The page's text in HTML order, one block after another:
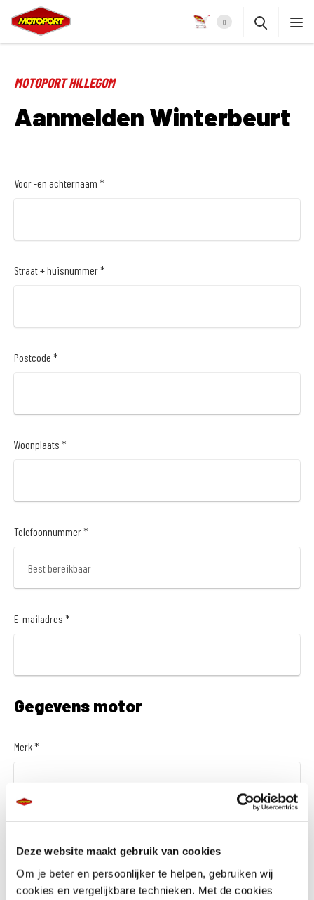
Deze website maakt gebruik van cookies
Om je beter en persoonlijker te helpen, gebruiken wij
cookies en vergelijkbare technieken. Met de cookies
0
MOTOPORT HILLEGOM
Aanmelden Winterbeurt
Voor -en achternaam *
Straat + huisnummer *
Postcode *
Woonplaats *
Telefoonnummer *
E-mailadres *
Gegevens motor
Merk *